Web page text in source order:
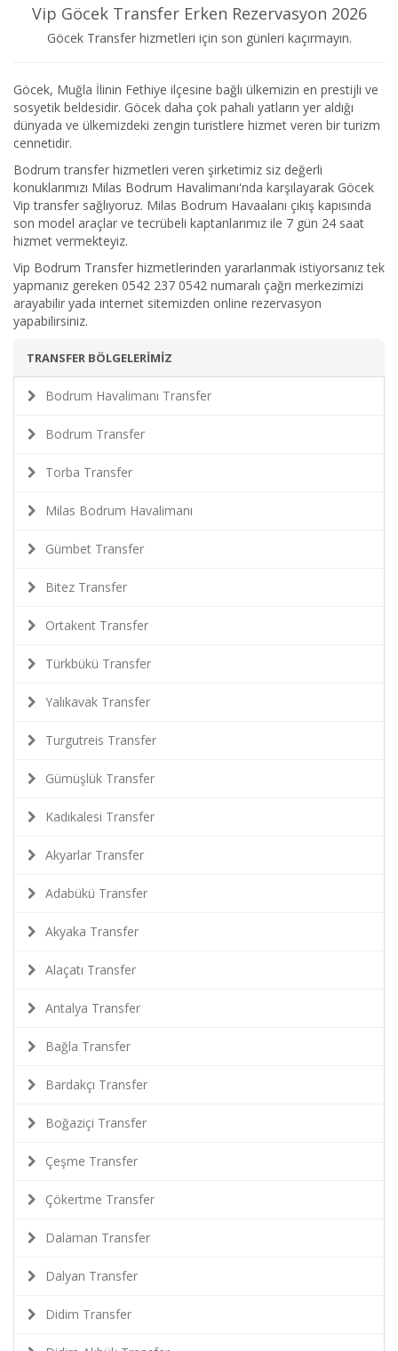
Vip Göcek Transfer Erken Rezervasyon 2026
Göcek Transfer hizmetleri için son günleri kaçırmayın.
Göcek, Muğla İlinin Fethiye ilçesine bağlı ülkemizin en prestijli ve
sosyetik beldesidir. Göcek daha çok pahalı yatların yer aldığı
dünyada ve ülkemizdeki zengin turistlere hizmet veren bir turizm
cennetidir.
Bodrum transfer hizmetleri veren şirketimiz siz değerli
konuklarımızı Milas Bodrum Havalimanı'nda karşılayarak Göcek
Vip transfer sağlıyoruz. Milas Bodrum Havaalanı çıkış kapısında
son model araçlar ve tecrübeli kaptanlarımız ile 7 gün 24 saat
hizmet vermekteyiz.
Vip Bodrum Transfer hizmetlerinden yararlanmak istiyorsanız tek
yapmanız gereken 0542 237 0542 numaralı çağrı merkezimizi
arayabilir yada internet sitemizden online rezervasyon
yapabilirsiniz.
TRANSFER BÖLGELERİMİZ
Bodrum Havalimanı Transfer
Bodrum Transfer
Torba Transfer
Milas Bodrum Havalimanı
Gümbet Transfer
Bitez Transfer
Ortakent Transfer
Türkbükü Transfer
Yalıkavak Transfer
Turgutreis Transfer
Gümüşlük Transfer
Kadıkalesi Transfer
Akyarlar Transfer
Adabükü Transfer
Akyaka Transfer
Alaçatı Transfer
Antalya Transfer
Bağla Transfer
Bardakçı Transfer
Boğaziçi Transfer
Çeşme Transfer
Çökertme Transfer
Dalaman Transfer
Dalyan Transfer
Didim Transfer